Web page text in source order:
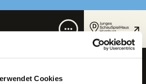
Cookies